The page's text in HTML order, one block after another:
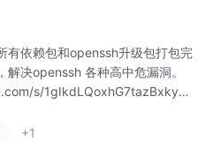
有依赖包和openssh升级包打包完
决openssh 各种高中危漏洞。
s/1gIkdLQoxhG7tazBxkyS4
线一键升级openssh至10.0p2版
+1